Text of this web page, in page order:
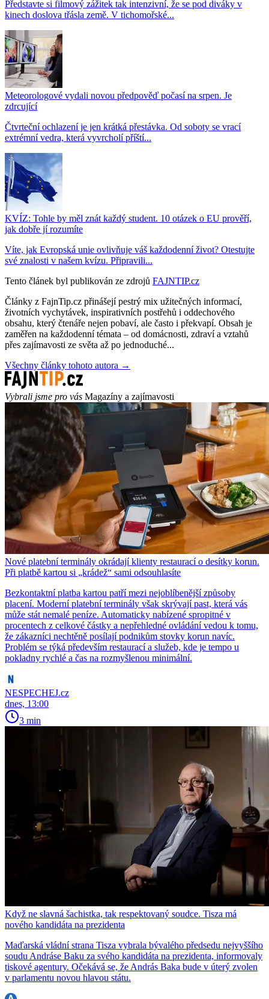
Představte si filmový zážitek tak intenzivní, že se pod diváky v
kinech doslova třásla země. V tichomořské...
Meteorologové vydali novou předpověď počasí na srpen. Je
zdrcující
Čtvrteční ochlazení je jen krátká přestávka. Od soboty se vrací
extrémní vedra, která vyvrcholí příští...
KVÍZ: Tohle by měl znát každý student. 10 otázek o EU prověří,
jak dobře jí rozumíte
Víte, jak Evropská unie ovlivňuje váš každodenní život? Otestujte
své znalosti v našem kvízu. Připravili...
Tento článek byl publikován ze zdrojů FAJNTIP.cz
Články z FajnTip.cz přinášejí pestrý mix užitečných informací,
životních vychytávek, inspirativních postřehů i oddechového
obsahu, který čtenáře nejen pobaví, ale často i překvapí. Obsah je
zaměřen na každodenní témata – od domácnosti, zdraví a vztahů
přes zajímavosti ze světa až po jednoduché...
Všechny články tohoto autora →
Vybrali jsme pro vás Magazíny a zajímavosti
Nové platební terminály okrádají klienty restaurací o desítky korun.
Při platbě kartou si „krádež“ sami odsouhlasíte
Bezkontaktní platba kartou patří mezi nejoblíbenější způsoby
placení. Moderní platební terminály však skrývají past, která vás
může stát nemalé peníze. Automaticky nabízené spropitné v
procentech z celkové částky a nepřehledné ovládání vedou k tomu,
že zákazníci nechtěně posílají podnikům stovky korun navíc.
Problém se týká především restaurací a služeb, kde je tempo u
pokladny rychlé a čas na rozmyšlenou minimální.
NESPECHEJ.cz
dnes, 13:00
3 min
Když ne slavná šachistka, tak respektovaný soudce. Tisza má
nového kandidáta na prezidenta
Maďarská vládní strana Tisza vybrala bývalého předsedu nejvyššího
soudu Andráse Baku za svého kandidáta na prezidenta, informovaly
tiskové agentury. Očekává se, že András Baka bude v úterý zvolen
v parlamentu novou hlavou státu.